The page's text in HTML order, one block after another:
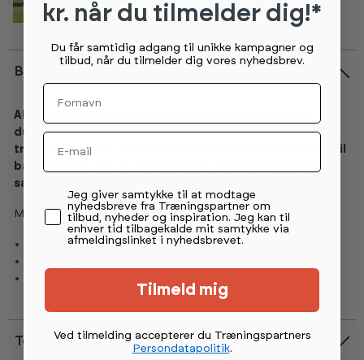
Beskrivelse
Abilica Powerband ECO træningselastik er perfekt, når
du har brug for hjælp til pull-ups, ideel hvis du har en
træningsmakker, og glimrende som ekstra modstand til
basisøvelser, når du træner alene. Kan nemt bruges
sammen med pull-up og chin-up produkter.
Modstand:
1 cm: 7 – 28 kg
Tekniske data
kr. når du tilmelder dig!*
Du får samtidig adgang til unikke kampagner og
tilbud, når du tilmelder dig vores nyhedsbrev.
Fornavn
Email
Permission tekst
Jeg giver samtykke til at modtage
nyhedsbreve fra Træningspartner om
tilbud, nyheder og inspiration. Jeg kan til
enhver tid tilbagekalde mit samtykke via
afmeldingslinket i nyhedsbrevet.
Tilmeld mig
Ved tilmelding accepterer du Træningspartners
Persondatapolitik.